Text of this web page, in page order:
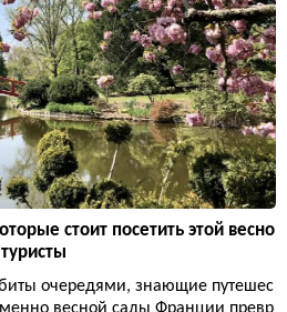
стоит посетить этой весно
очередями, знающие путешес